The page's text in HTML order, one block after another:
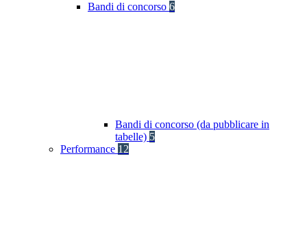
Bandi di concorso 6
Bandi di concorso (da pubblicare in
tabelle) 5
Performance 12